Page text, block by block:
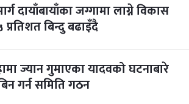
दायाँबायाँका जग्गामा लाग्ने विकास
बिन्दु बढाइँदै
ज्यान गुमाएका यादवको घटनाबारे
गर्न समिति गठन